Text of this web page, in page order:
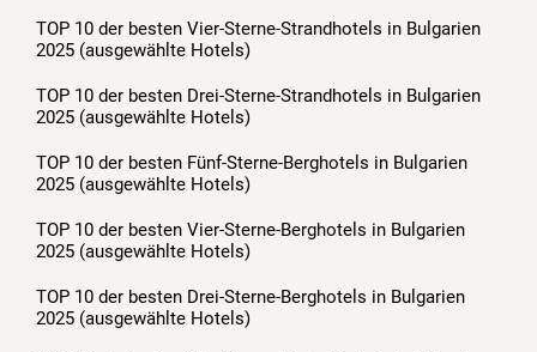
TOP 10 der besten Vier-Sterne-Strandhotels in Bulgarien
2025 (ausgewählte Hotels)
TOP 10 der besten Drei-Sterne-Strandhotels in Bulgarien
2025 (ausgewählte Hotels)
TOP 10 der besten Fünf-Sterne-Berghotels in Bulgarien
2025 (ausgewählte Hotels)
TOP 10 der besten Vier-Sterne-Berghotels in Bulgarien
2025 (ausgewählte Hotels)
TOP 10 der besten Drei-Sterne-Berghotels in Bulgarien
2025 (ausgewählte Hotels)